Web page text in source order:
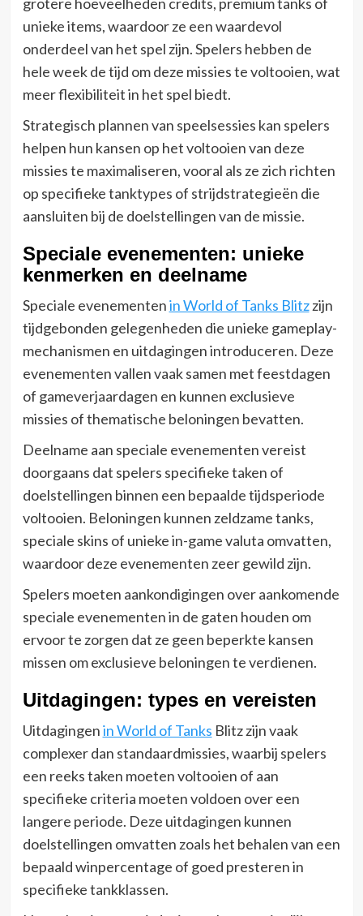
unieke items, waardoor ze een waardevol
onderdeel van het spel zijn. Spelers hebben de
hele week de tijd om deze missies te voltooien, wat
meer flexibiliteit in het spel biedt.
Strategisch plannen van speelsessies kan spelers
helpen hun kansen op het voltooien van deze
missies te maximaliseren, vooral als ze zich richten
op specifieke tanktypes of strijdstrategieën die
aansluiten bij de doelstellingen van de missie.
Speciale evenementen: unieke
kenmerken en deelname
Speciale evenementenin World of Tanks Blitzzijn
tijdgebonden gelegenheden die unieke gameplay-
mechanismen en uitdagingen introduceren. Deze
evenementen vallen vaak samen met feestdagen
of gameverjaardagen en kunnen exclusieve
missies of thematische beloningen bevatten.
Deelname aan speciale evenementen vereist
doorgaans dat spelers specifieke taken of
doelstellingen binnen een bepaalde tijdsperiode
voltooien. Beloningen kunnen zeldzame tanks,
speciale skins of unieke in-game valuta omvatten,
waardoor deze evenementen zeer gewild zijn.
Spelers moeten aankondigingen over aankomende
speciale evenementen in de gaten houden om
ervoor te zorgen dat ze geen beperkte kansen
missen om exclusieve beloningen te verdienen.
Uitdagingen: types en vereisten
Uitdagingenin World of Tanks Blitz zijn vaak
complexer dan standaardmissies, waarbij spelers
een reeks taken moeten voltooien of aan
specifieke criteria moeten voldoen over een
langere periode. Deze uitdagingen kunnen
doelstellingen omvatten zoals het behalen van een
bepaald winpercentage of goed presteren in
specifieke tankklassen.